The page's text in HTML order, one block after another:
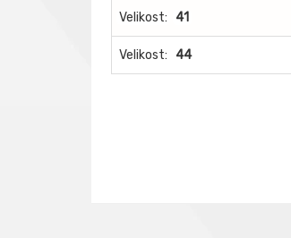
Velikost: 41
Velikost: 44